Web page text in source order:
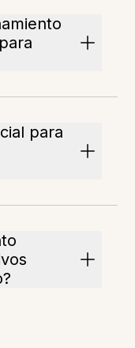
para